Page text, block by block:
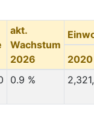
akt.
Wachstum
2026
2020
0.9 %